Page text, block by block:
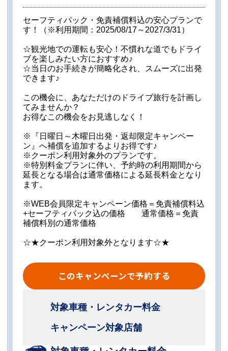
セーフティパック・免責補償料込の安心プランで
す！（※利用期間：2025/08/17～2027/3/31）
☆観光地での運転も安心！不慣れな道でもドライ
ブを楽しみたい方におすすめ♪
☆当日のお手続きが簡略化され、スムーズに出発
できます♪
この機会に、あなただけのドライブ旅行を計画し
てみませんか？
お得なこの機会をお見逃しなく！
※『日曜日～木曜日出発・返却限定キャンペー
ン』へ補償を追加するよりお得です♪
※クーポン利用対象外のプランです。
※特別料金プランに伴い、予約時の利用期間から
延長となる場合は通常価格による延長料金となり
ます。
※WEB会員限定キャンペーン価格＝免責補償料込
+セーフティパック込の価格 通常価格＝免責
補償料別の通常価格
☆★クーポン利用対象外となります☆★
このキャンペーンで予約する
対象車種・レンタカー料金
キャンペーン対象店舗